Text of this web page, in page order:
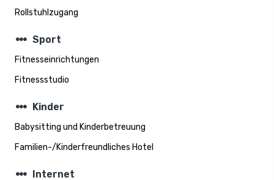
Rollstuhlzugang
steppers Sport
Fitnesseinrichtungen
Fitnessstudio
steppers Kinder
Babysitting und Kinderbetreuung
Familien-/Kinderfreundliches Hotel
steppers Internet